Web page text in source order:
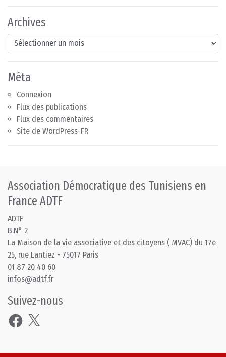
Archives
Archives
Méta
Connexion
Flux des publications
Flux des commentaires
Site de WordPress-FR
Association Démocratique des Tunisiens en
France ADTF
ADTF
B.N° 2
La Maison de la vie associative et des citoyens ( MVAC) du 17e
25, rue Lantiez - 75017 Paris
01 87 20 40 60
infos@adtf.fr
Suivez-nous
Facebook
X